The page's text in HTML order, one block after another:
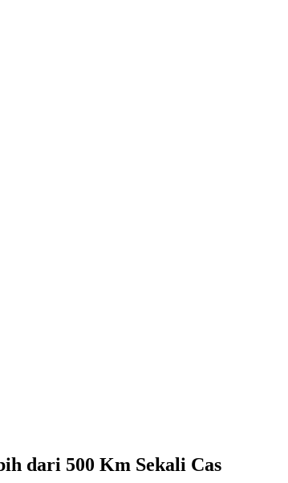
dari 500 Km Sekali Cas